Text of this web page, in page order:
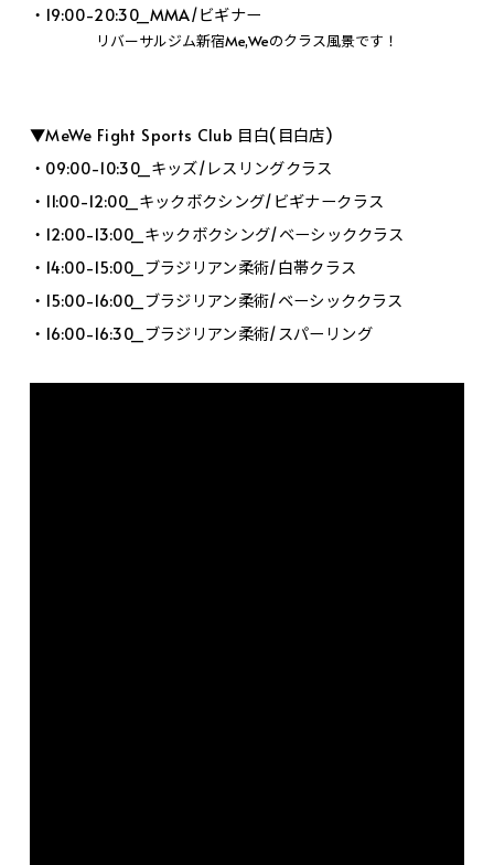
・19:00-20:30_MMA/ビギナー
リバーサルジム新宿Me,Weのクラス風景です！
▼MeWe Fight Sports Club 目白(目白店)
・09:00-10:30_キッズ/レスリングクラス
・11:00-12:00_キックボクシング/ビギナークラス
・12:00-13:00_キックボクシング/ベーシッククラス
・14:00-15:00_ブラジリアン柔術/白帯クラス
・15:00-16:00_ブラジリアン柔術/ベーシッククラス
・16:00-16:30_ブラジリアン柔術/スパーリング